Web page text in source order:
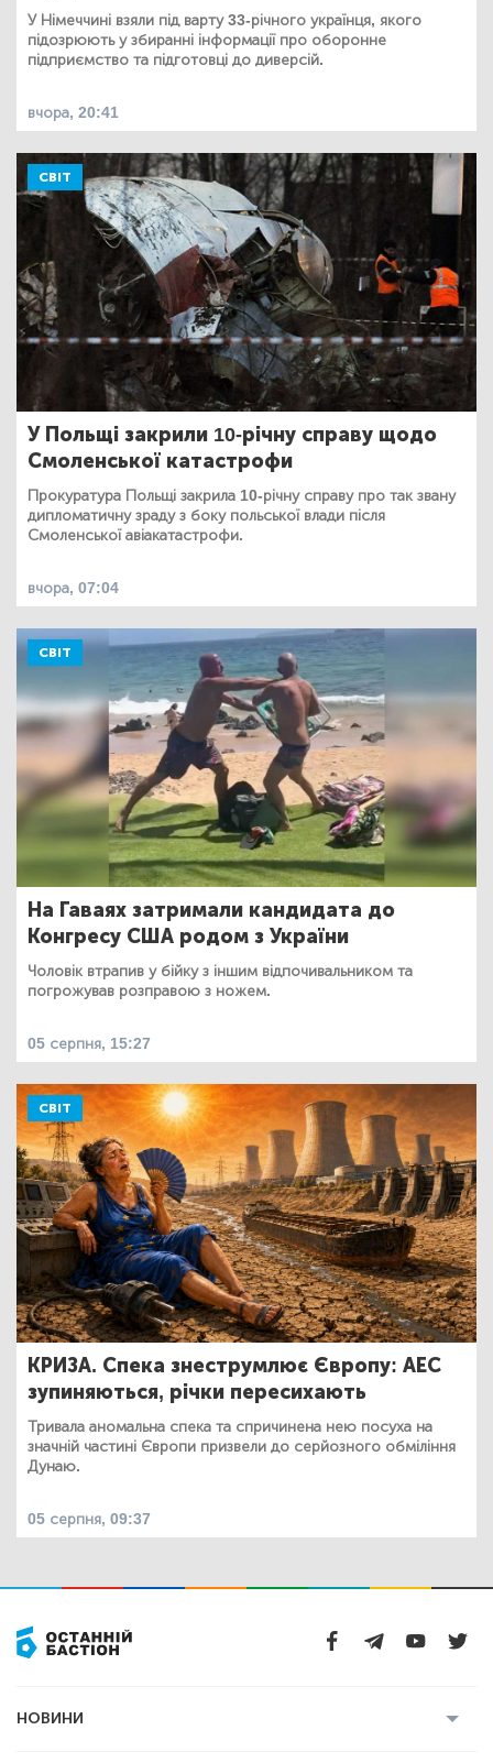
У Німеччині взяли під варту 33-річного українця, якого
підозрюють у збиранні інформації про оборонне
підприємство та підготовці до диверсій.
вчора, 20:41
СВІТ
У Польщі закрили 10-річну справу щодо
Смоленської катастрофи
Прокуратура Польщі закрила 10-річну справу про так звану
дипломатичну зраду з боку польської влади після
Смоленської авіакатастрофи.
вчора, 07:04
СВІТ
На Гаваях затримали кандидата до
Конгресу США родом з України
Чоловік втрапив у бійку з іншим відпочивальником та
погрожував розправою з ножем.
05 серпня, 15:27
СВІТ
КРИЗА. Спека знеструмлює Європу: АЕС
зупиняються, річки пересихають
Тривала аномальна спека та спричинена нею посуха на
значній частині Європи призвели до серйозного обміління
Дунаю.
05 серпня, 09:37
НОВИНИ